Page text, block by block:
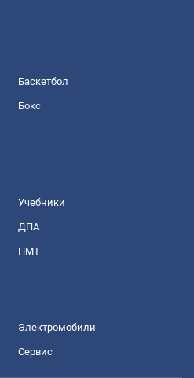
Баскетбол
Бокс
Учебники
ДПА
НМТ
Электромобили
Сервис